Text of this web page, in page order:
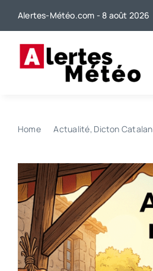
contenu
Alertes-Météo.com - 8 août 2026
Home Actualité Dicton Catalan